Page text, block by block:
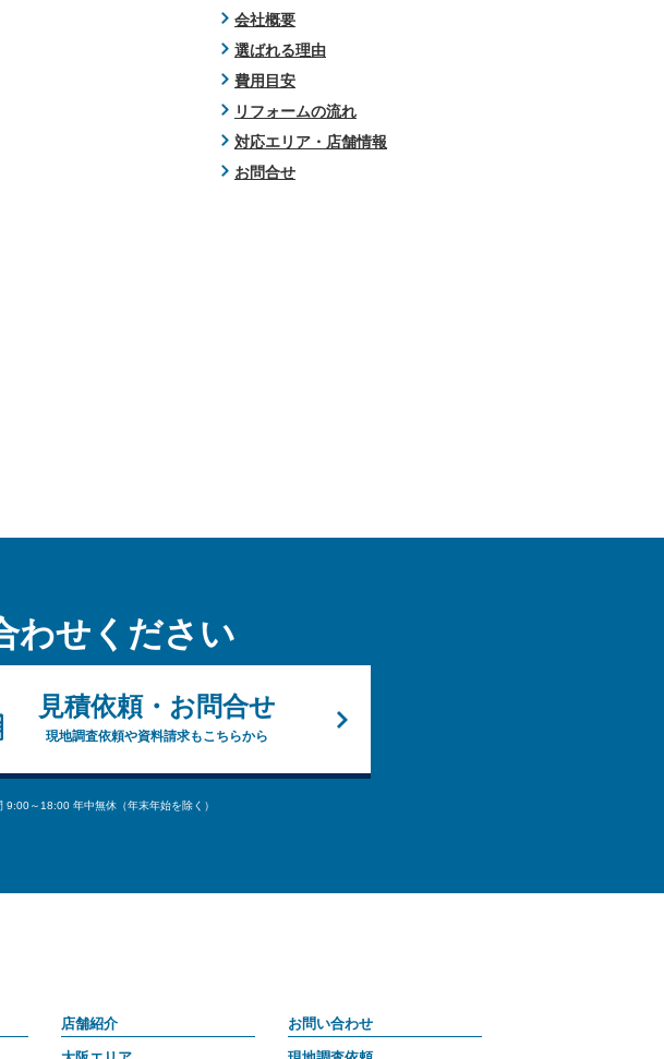
会社概要
選ばれる理由
費用目安
リフォームの流れ
対応エリア・店舗情報
お問合せ
わせください
見積依頼・お問合せ
現地調査依頼や資料請求もこちらから
9:00～18:00 年中無休（年末年始を除く）
店舗紹介 お問い合わせ